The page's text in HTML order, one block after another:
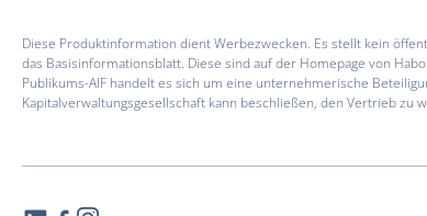
Diese Produktinformation dient Werbezwecken. Es stellt kein
das Basisinformationsblatt. Diese sind auf der Homepage von
Publikums-AIF handelt es sich um eine unternehmerische
Kapitalverwaltungsgesellschaft kann beschließen, den Vertrieb